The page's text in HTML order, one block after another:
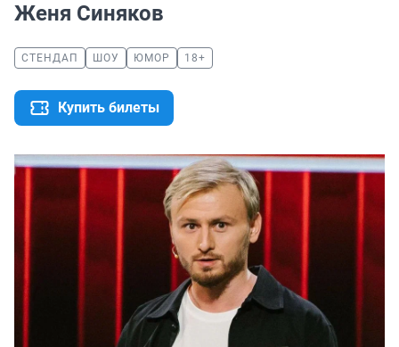
Женя Синяков
СТЕНДАП ШОУ ЮМОР 18+
Купить билеты